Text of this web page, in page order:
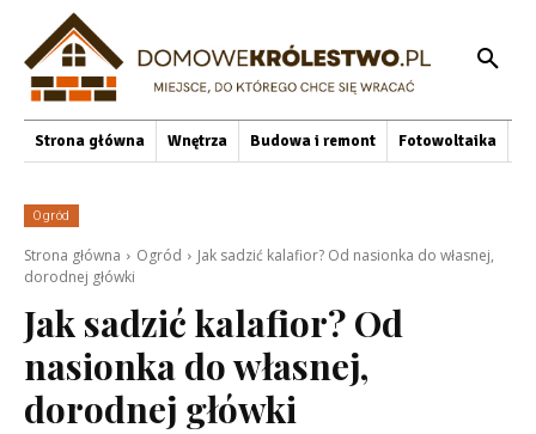
Strona główna Wnętrza Budowa i remont Fotowoltaika
Ogród
Strona główna Ogród
Jak sadzić kalafior? Od nasionka do własnej,
dorodnej główki
Jak sadzić kalafior? Od
nasionka do własnej,
dorodnej główki